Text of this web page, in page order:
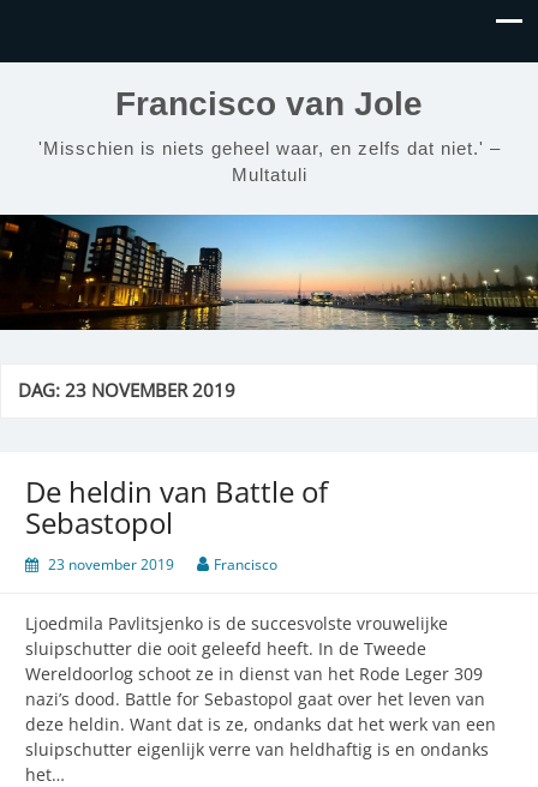
Francisco van Jole
'Misschien is niets geheel waar, en zelfs dat niet.' –
Multatuli
DAG:23 NOVEMBER 2019
De heldin van Battle of
Sebastopol
23 november 2019 Francisco
Ljoedmila Pavlitsjenko is de succesvolste vrouwelijke
sluipschutter die ooit geleefd heeft. In de Tweede
Wereldoorlog schoot ze in dienst van het Rode Leger 309
nazi’s dood. Battle for Sebastopol gaat over het leven van
deze heldin. Want dat is ze, ondanks dat het werk van een
sluipschutter eigenlijk verre van heldhaftig is en ondanks
het…